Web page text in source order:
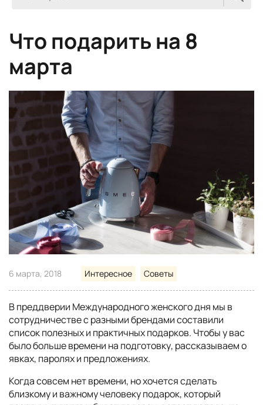
Что подарить на 8
марта
6 марта, 2018 Интересное Советы
В преддверии Международного женского дня мы в
сотрудничестве с разными брендами составили
список полезных и практичных подарков. Чтобы у вас
было больше времени на подготовку, рассказываем о
явках, паролях и предложениях.
Когда совсем нет времени, но хочется сделать
близкому и важному человеку подарок, который